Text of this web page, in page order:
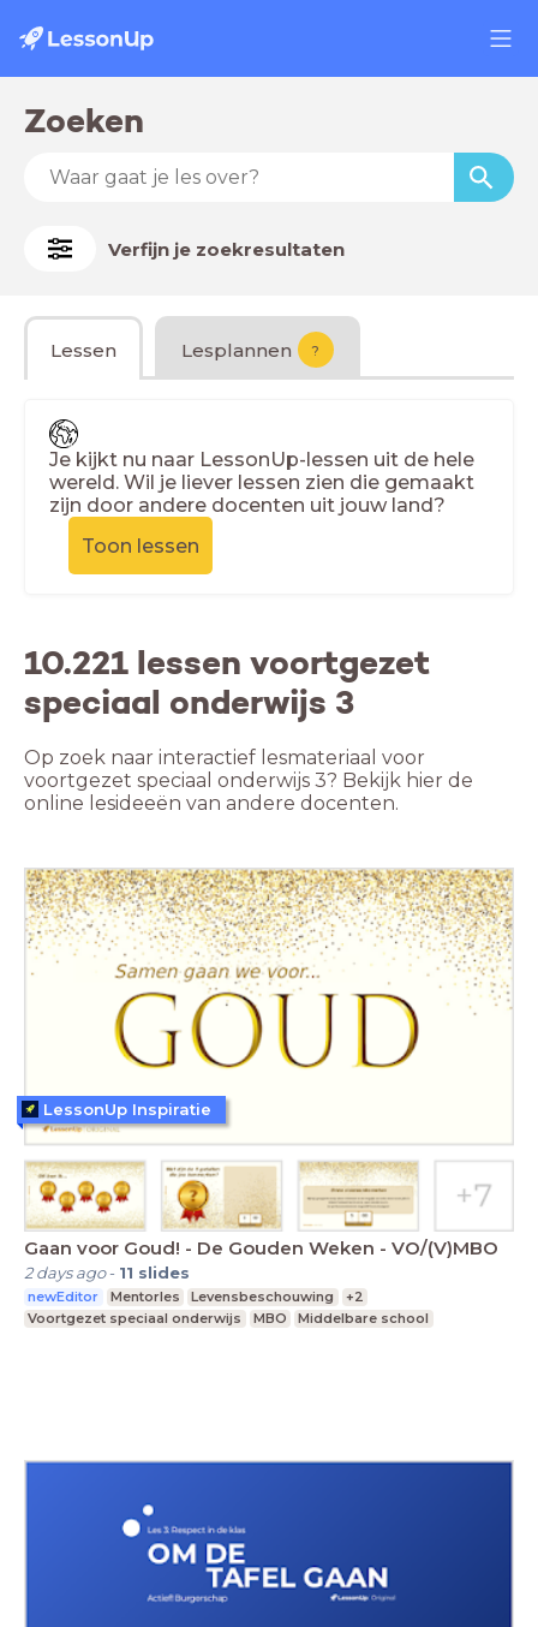
Zoeken
Verfijn je zoekresultaten
Lessen Lesplannen ?
Je kijkt nu naar LessonUp-lessen uit de hele
wereld. Wil je liever lessen zien die gemaakt
zijn door andere docenten uit jouw land?
Toon lessen
10.221 lessen voortgezet
speciaal onderwijs 3
Op zoek naar interactief lesmateriaal voor
voortgezet speciaal onderwijs 3? Bekijk hier de
online lesideeën van andere docenten.
Gaan voor Goud! - De Gouden Weken - VO/(V)MBO
2 days ago- 11 slides
newEditor Mentorles Levensbeschouwing
+2
Voortgezet speciaal onderwijs
MBO Middelbare school
LessonUp Inspiratie